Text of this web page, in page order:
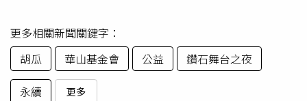
更多相關新聞關鍵字：
胡瓜
華山基金會 公益
鑽石舞台之夜
永續
更多